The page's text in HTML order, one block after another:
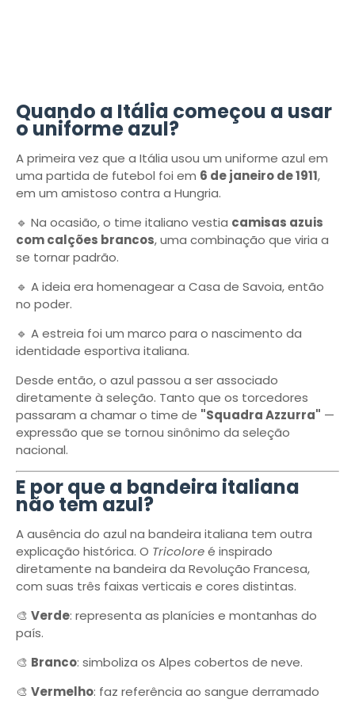
Quando a Itália começou a usar
o uniforme azul?
A primeira vez que a Itália usou um uniforme azul em
uma partida de futebol foi em 6 de janeiro de 1911,
em um amistoso contra a Hungria.
🔹 Na ocasião, o time italiano vestia camisas azuis
com calções brancos, uma combinação que viria a
se tornar padrão.
🔹 A ideia era homenagear a Casa de Savoia, então
no poder.
🔹 A estreia foi um marco para o nascimento da
identidade esportiva italiana.
Desde então, o azul passou a ser associado
diretamente à seleção. Tanto que os torcedores
passaram a chamar o time de "Squadra Azzurra" —
expressão que se tornou sinônimo da seleção
nacional.
E por que a bandeira italiana
não tem azul?
A ausência do azul na bandeira italiana tem outra
explicação histórica. O Tricoloreé inspirado
diretamente na bandeira da Revolução Francesa,
com suas três faixas verticais e cores distintas.
🎨 Verde: representa as planícies e montanhas do
país.
🎨 Branco: simboliza os Alpes cobertos de neve.
🎨 Vermelho: faz referência ao sangue derramado